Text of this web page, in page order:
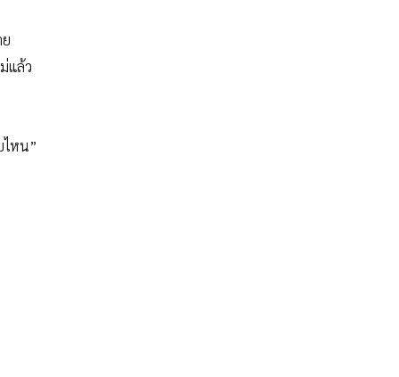
แล้ว
ไหน”